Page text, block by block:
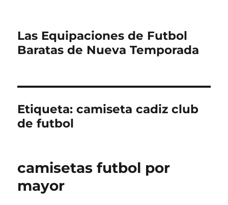
Las Equipaciones de Futbol
Baratas de Nueva Temporada
Etiqueta:camiseta cadiz club
de futbol
camisetas futbol por
mayor